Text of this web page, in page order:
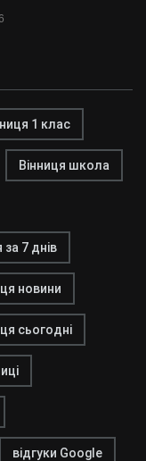
1 клас
Вінниця школа
7 днів
новини
сьогодні
відгуки Google